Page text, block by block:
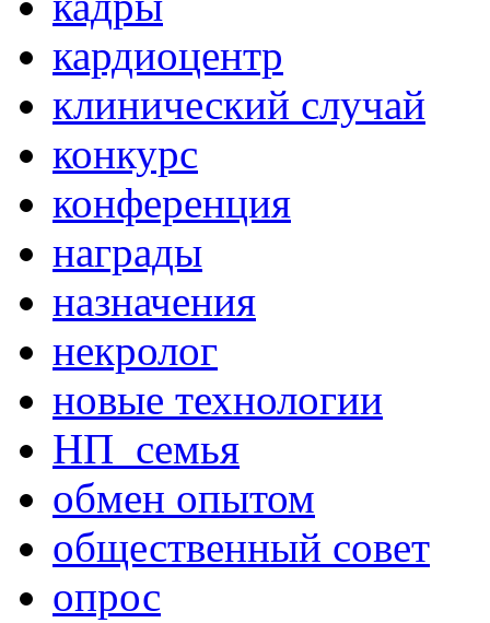
кардиоцентр
клинический случай
конкурс
конференция
награды
назначения
некролог
новые технологии
НП_семья
обмен опытом
общественный совет
опрос